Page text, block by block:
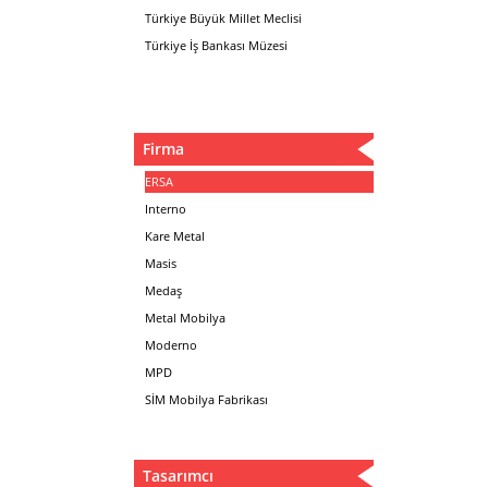
Türkiye Büyük Millet Meclisi
Türkiye İş Bankası Müzesi
Firma
ERSA
Interno
Kare Metal
Masis
Medaş
Metal Mobilya
Moderno
MPD
SİM Mobilya Fabrikası
Tasarımcı